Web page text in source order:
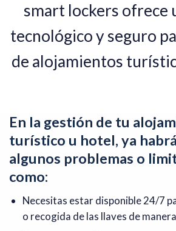
smart lockers ofrece
tecnológico y seguro
de alojamientos
En la gestión de tu
turístico u hotel, ya
algunos problemas o
como:
Necesitas estar disponible 24/7
o recogida de las llaves de